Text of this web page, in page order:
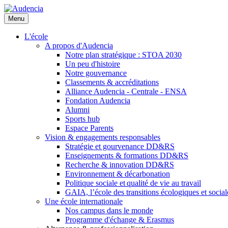
Aller
au
contenu
principal
Menu
L'école
A propos d'Audencia
Notre plan stratégique : STOA 2030
Un peu d'histoire
Notre gouvernance
Classements & accréditations
Alliance Audencia - Centrale - ENSA
Fondation Audencia
Alumni
Sports hub
Espace Parents
Vision & engagements responsables
Stratégie et gourvenance DD&RS
Enseignements & formations DD&RS
Recherche & innovation DD&RS
Environnement & décarbonation
Politique sociale et qualité de vie au travail
GAIA, l’école des transitions écologiques et
Une école internationale
Nos campus dans le monde
Programme d'échange & Erasmus